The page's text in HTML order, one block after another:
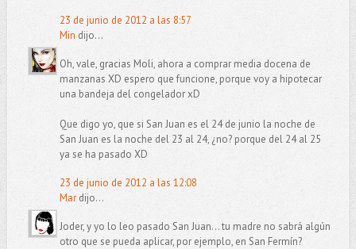
23 de junio de 2012 a las 8:57
Min dijo...
Oh, vale, gracias Moli, ahora a comprar media docena de
manzanas XD espero que funcione, porque voy a hipotecar
una bandeja del congelador xD
Que digo yo, que si San Juan es el 24 de junio la noche de
San Juan es la noche del 23 al 24, ¿no? porque del 24 al 25
ya se ha pasado XD
23 de junio de 2012 a las 12:08
Mardijo...
Joder, y yo lo leo pasado San Juan... tu madre no sabrá algún
otro que se pueda aplicar, por ejemplo, en San Fermín?